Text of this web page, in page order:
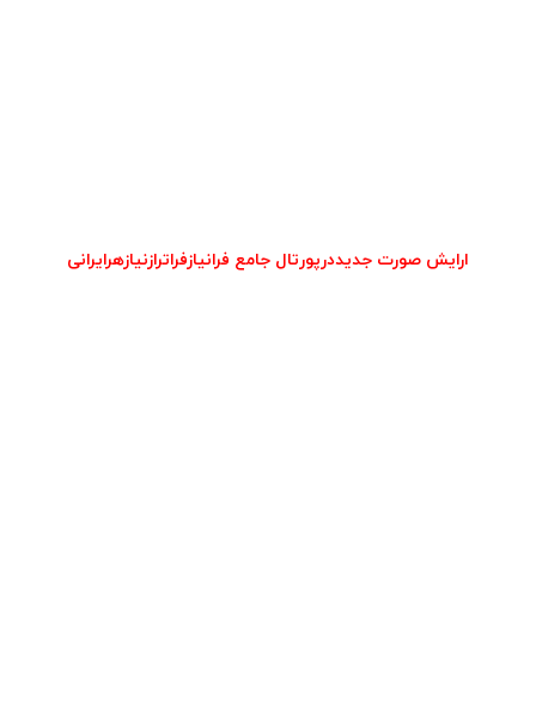
ارایش صورت جدیددرپورتال جامع فرانیازفراترازنیازهرایرانی